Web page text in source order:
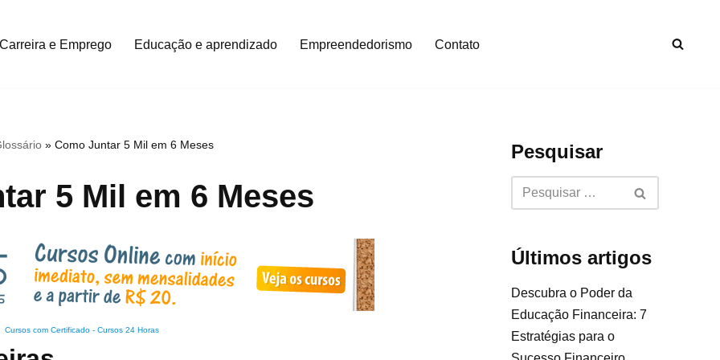
Carreira e Emprego Educação e aprendizado Empreendedorismo Contato
» Como Juntar 5 Mil em 6 Meses
5 Mil em 6 Meses
Cursos com Certificado- Cursos 24 Horas
Pesquisar
Últimos artigos
Descubra o Poder da
Educação Financeira: 7
Estratégias para o